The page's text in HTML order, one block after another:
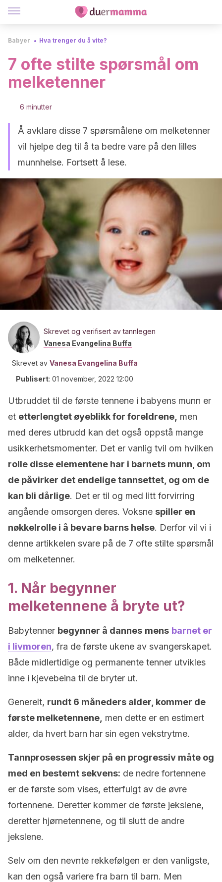
Babyer Hva trenger du å vite?
7 ofte stilte spørsmål om
melketenner
6 minutter
Å avklare disse 7 spørsmålene om melketenner
vil hjelpe deg til å ta bedre vare på den lilles
munnhelse. Fortsett å lese.
Skrevet og verifisert av tannlegen
Vanesa Evangelina Buffa
Skrevet av Vanesa Evangelina Buffa
Publisert: 01 november, 2022 12:00
Utbruddet til de første tennene i babyens munn er
et etterlengtet øyeblikk for foreldrene, men
med deres utbrudd kan det også oppstå mange
usikkerhetsmomenter. Det er vanlig tvil om hvilken
rolle disse elementene har i barnets munn, om
de påvirker det endelige tannsettet, og om de
kan bli dårlige. Det er til og med litt forvirring
angående omsorgen deres. Voksne spiller en
nøkkelrolle i å bevare barns helse. Derfor vil vi i
denne artikkelen svare på de 7 ofte stilte spørsmål
om melketenner.
1. Når begynner
melketennene å bryte ut?
Babytenner begynner å dannes mens barnet er
i livmoren, fra de første ukene av svangerskapet.
Både midlertidige og permanente tenner utvikles
inne i kjevebeina til de bryter ut.
Generelt, rundt 6 måneders alder, kommer de
første melketennene, men dette er en estimert
alder, da hvert barn har sin egen vekstrytme.
Tannprosessen skjer på en progressiv måte og
med en bestemt sekvens: de nedre fortennene
er de første som vises, etterfulgt av de øvre
fortennene. Deretter kommer de første jekslene,
deretter hjørnetennene, og til slutt de andre
jekslene.
Selv om den nevnte rekkefølgen er den vanligste,
kan den også variere fra barn til barn. Men